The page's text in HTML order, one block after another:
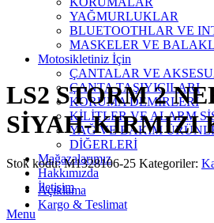
YAĞMURLUKLAR
BLUETOOTHLAR VE
MASKELER VE
Motosikletiniz İçin
ÇANTALAR VE
ÇANTA TAŞIYICILARI
KORUMA DEMİRLERİ
KİLİTLER VE ALARM
YAĞ VE BAKIM
DİĞERLERİ
Mağazalarımız
Hakkımızda
İletişim
Menu
Click to enlarge
LS2 STORM 2
SİYAH-KIRMIZI
Stok kodu:M1328106-25 Kategoriler:
Açıklama
Kargo & Teslimat